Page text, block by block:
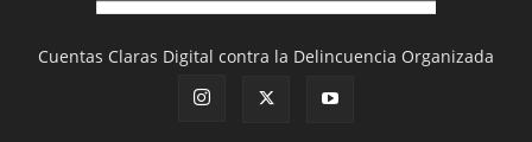
Cuentas Claras Digital contra la Delincuencia Organizada